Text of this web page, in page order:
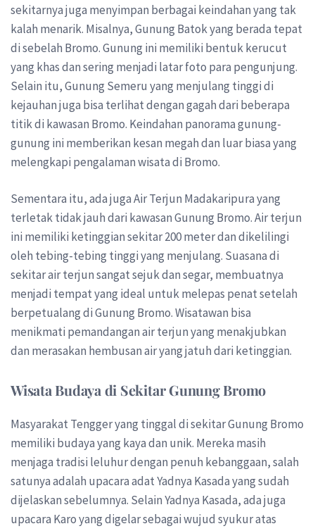
sekitarnya juga menyimpan berbagai keindahan yang tak
kalah menarik. Misalnya, Gunung Batok yang berada tepat
di sebelah Bromo. Gunung ini memiliki bentuk kerucut
yang khas dan sering menjadi latar foto para pengunjung.
Selain itu, Gunung Semeru yang menjulang tinggi di
kejauhan juga bisa terlihat dengan gagah dari beberapa
titik di kawasan Bromo. Keindahan panorama gunung-
gunung ini memberikan kesan megah dan luar biasa yang
melengkapi pengalaman wisata di Bromo.
Sementara itu, ada juga Air Terjun Madakaripura yang
terletak tidak jauh dari kawasan Gunung Bromo. Air terjun
ini memiliki ketinggian sekitar 200 meter dan dikelilingi
oleh tebing-tebing tinggi yang menjulang. Suasana di
sekitar air terjun sangat sejuk dan segar, membuatnya
menjadi tempat yang ideal untuk melepas penat setelah
berpetualang di Gunung Bromo. Wisatawan bisa
menikmati pemandangan air terjun yang menakjubkan
dan merasakan hembusan air yang jatuh dari ketinggian.
Wisata Budaya di Sekitar Gunung Bromo
Masyarakat Tengger yang tinggal di sekitar Gunung Bromo
memiliki budaya yang kaya dan unik. Mereka masih
menjaga tradisi leluhur dengan penuh kebanggaan, salah
satunya adalah upacara adat Yadnya Kasada yang sudah
dijelaskan sebelumnya. Selain Yadnya Kasada, ada juga
upacara Karo yang digelar sebagai wujud syukur atas